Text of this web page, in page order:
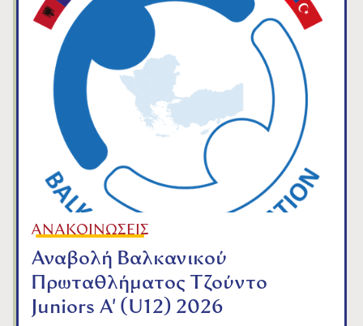
ΑΝΑΚΟΙΝΩΣΕΙΣ
Αναβολή Βαλκανικού
Πρωταθλήματος Τζούντο
Juniors A' (U12) 2026